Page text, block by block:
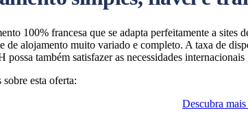
100% francesa que se adapta perfeitamente a
de alojamento muito variado e completo. A taxa de
também satisfazer as necessidades
esta oferta:
Descubra